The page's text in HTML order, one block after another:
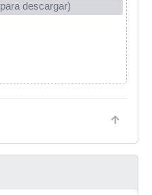
para descargar)